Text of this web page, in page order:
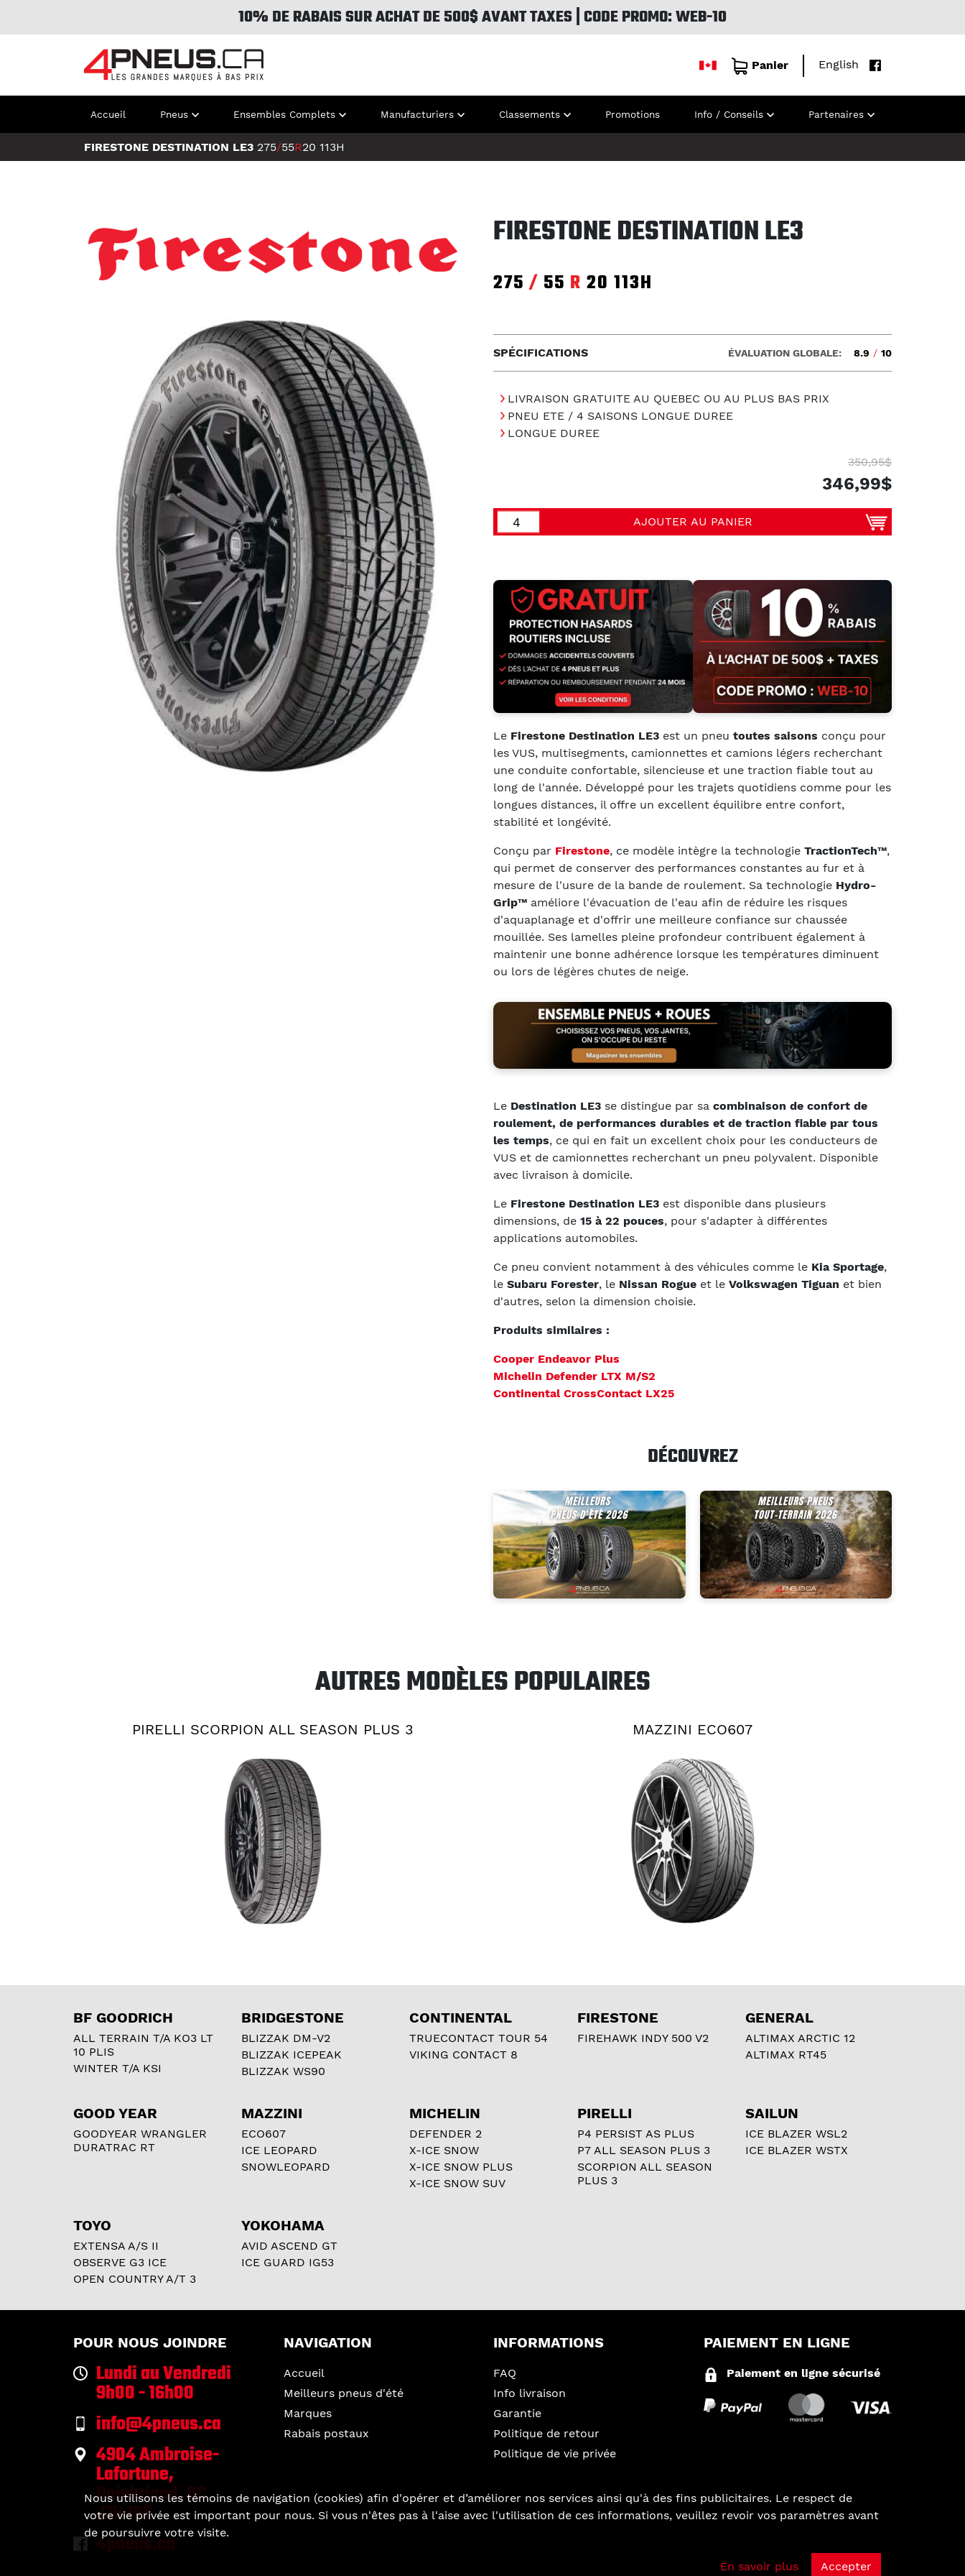
10% DE RABAIS SUR ACHAT DE 500$ AVANT TAXES | CODE PROMO: WEB-10
Panier English
Accueil Pneus Ensembles Complets Manufacturiers Classements Promotions Info / Conseils Partenaires
FIRESTONE DESTINATION LE3 275/55R20 113H
FIRESTONE DESTINATION LE3
275 / 55 R 20 113H
SPÉCIFICATIONS ÉVALUATION GLOBALE: 8.9 / 10
LIVRAISON GRATUITE AU QUEBEC OU AU PLUS BAS PRIX
PNEU ETE / 4 SAISONS LONGUE DUREE
LONGUE DUREE
350,95$
346,99$
AJOUTER AU PANIER
Le Firestone Destination LE3 est un pneu toutes saisons conçu pour
les VUS, multisegments, camionnettes et camions légers recherchant
une conduite confortable, silencieuse et une traction fiable tout au
long de l'année. Développé pour les trajets quotidiens comme pour les
longues distances, il offre un excellent équilibre entre confort,
stabilité et longévité.
Conçu par Firestone, ce modèle intègre la technologie TractionTech™,
qui permet de conserver des performances constantes au fur et à
mesure de l'usure de la bande de roulement. Sa technologie Hydro-
Grip™ améliore l'évacuation de l'eau afin de réduire les risques
d'aquaplanage et d'offrir une meilleure confiance sur chaussée
mouillée. Ses lamelles pleine profondeur contribuent également à
maintenir une bonne adhérence lorsque les températures diminuent
ou lors de légères chutes de neige.
Le Destination LE3 se distingue par sa combinaison de confort de
roulement, de performances durables et de traction fiable par tous
les temps, ce qui en fait un excellent choix pour les conducteurs de
VUS et de camionnettes recherchant un pneu polyvalent. Disponible
avec livraison à domicile.
Le Firestone Destination LE3 est disponible dans plusieurs
dimensions, de 15 à 22 pouces, pour s'adapter à différentes
applications automobiles.
Ce pneu convient notamment à des véhicules comme le Kia Sportage,
le Subaru Forester, le Nissan Rogue et le Volkswagen Tiguan et bien
d'autres, selon la dimension choisie.
Produits similaires :
Cooper Endeavor Plus
Michelin Defender LTX M/S2
Continental CrossContact LX25
DÉCOUVREZ
AUTRES MODÈLES POPULAIRES
PIRELLI SCORPION ALL SEASON PLUS 3 MAZZINI ECO607
BF GOODRICH
ALL TERRAIN T/A KO3 LT
10 PLIS
WINTER T/A KSI
BRIDGESTONE
BLIZZAK DM-V2
BLIZZAK ICEPEAK
BLIZZAK WS90
CONTINENTAL
TRUECONTACT TOUR 54
VIKING CONTACT 8
FIRESTONE
FIREHAWK INDY 500 V2
GENERAL
ALTIMAX ARCTIC 12
ALTIMAX RT45
GOOD YEAR
GOODYEAR WRANGLER
DURATRAC RT
MAZZINI
ECO607
ICE LEOPARD
SNOWLEOPARD
MICHELIN
DEFENDER 2
X-ICE SNOW
X-ICE SNOW PLUS
X-ICE SNOW SUV
PIRELLI
P4 PERSIST AS PLUS
P7 ALL SEASON PLUS 3
SCORPION ALL SEASON
PLUS 3
SAILUN
ICE BLAZER WSL2
ICE BLAZER WSTX
TOYO
EXTENSA A/S II
OBSERVE G3 ICE
OPEN COUNTRY A/T 3
YOKOHAMA
AVID ASCEND GT
ICE GUARD IG53
POUR NOUS JOINDRE
Lundi au Vendredi
9h00 - 16h00
info@4pneus.ca
4904 Ambroise-
Lafortune,
Boisbriand, QC
J7H 1S6
4pneus.ca
NAVIGATION
Accueil
Meilleurs pneus d'été
Marques
Rabais postaux
INFORMATIONS
FAQ
Info livraison
Garantie
Politique de retour
Politique de vie privée
PAIEMENT EN LIGNE
Paiement en ligne sécurisé
Nous utilisons les témoins de navigation (cookies) afin d'opérer et d’améliorer nos services ainsi qu'à des fins publicitaires. Le respect de
votre vie privée est important pour nous. Si vous n'êtes pas à l'aise avec l'utilisation de ces informations, veuillez revoir vos paramètres avant
de poursuivre votre visite.
En savoir plus Accepter